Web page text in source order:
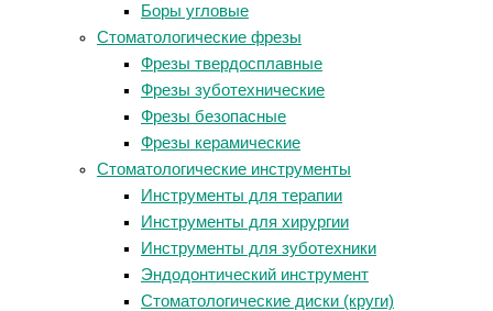
Боры угловые
Стоматологические фрезы
Фрезы твердосплавные
Фрезы зуботехнические
Фрезы безопасные
Фрезы керамические
Стоматологические инструменты
Инструменты для терапии
Инструменты для хирургии
Инструменты для зуботехники
Эндодонтический инструмент
Стоматологические диски (круги)